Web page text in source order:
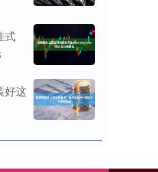
式
好这